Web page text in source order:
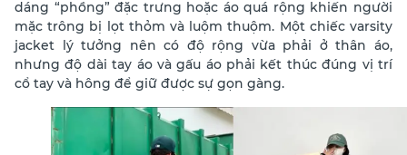
dáng “phồng” đặc trưng hoặc áo quá rộng khiến người
mặc trông bị lọt thỏm và luộm thuộm. Một chiếc varsity
jacket lý tưởng nên có độ rộng vừa phải ở thân áo,
nhưng độ dài tay áo và gấu áo phải kết thúc đúng vị trí
cổ tay và hông để giữ được sự gọn gàng.